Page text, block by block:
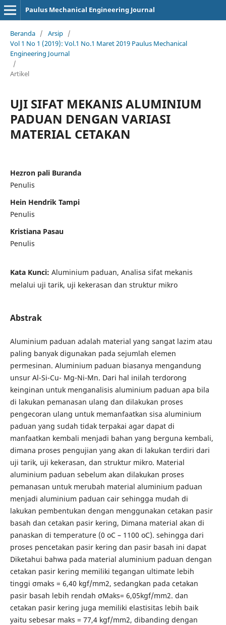
Paulus Mechanical Engineering Journal
Beranda / Arsip /
Vol 1 No 1 (2019): Vol.1 No.1 Maret 2019 Paulus Mechanical
Engineering Journal
/
Artikel
UJI SIFAT MEKANIS ALUMINIUM
PADUAN DENGAN VARIASI
MATERIAL CETAKAN
Hezron pali Buranda
Penulis
Hein Hendrik Tampi
Penulis
Kristiana Pasau
Penulis
Kata Kunci: Aluminium paduan, Analisa sifat mekanis
melalui uji tarik, uji kekerasan dan struktur mikro
Abstrak
Aluminium paduan adalah material yang sangat lazim atau
paling banyak digunakan pada sejumlah elemen
permesinan. Aluminium paduan biasanya mengandung
unsur Al-Si-Cu- Mg-Ni-Mn. Dari hal inilah terdorong
keinginan untuk menganalisis aluminium paduan apa bila
di lakukan pemanasan ulang dan dilakukan proses
pengecoran ulang untuk memanfaatkan sisa aluminium
paduan yang sudah tidak terpakai agar dapat di
manfaatkan kembali menjadi bahan yang berguna kembali,
dimana proses pengujian yang akan di lakukan terdiri dari
uji tarik, uji kekerasan, dan struktur mikro. Material
aluminium paduan sebelum akan dilakukan proses
pemanasan untuk merubah material aluminium paduan
menjadi aluminium paduan cair sehingga mudah di
lakukan pembentukan dengan menggunakan cetakan pasir
basah dan cetakan pasir kering, Dimana material akan di
panaskan di temperature (0 oC – 1100 oC). sehingga dari
proses pencetakan pasir kering dan pasir basah ini dapat
Diketahui bahwa pada material aluminium paduan dengan
cetakan pasir kering memiliki tegangan ultimate lebih
tinggi σmaks = 6,40 kgf/mm2, sedangkan pada cetakan
pasir basah lebih rendah σMaks= 6,05kgf/mm2. dan
cetakan pasir kering juga memiliki elastisitas lebih baik
yaitu sebesar maks = 77,4 kgf/mm2, dibanding dengan